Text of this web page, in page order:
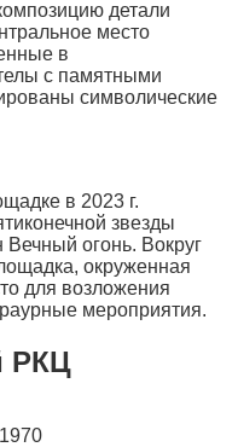
детали
место
в
с памятными
символические
в 2023 г.
звезды
Вечный огонь. Вокруг
окруженная
для возложения
мероприятия.
РКЦ